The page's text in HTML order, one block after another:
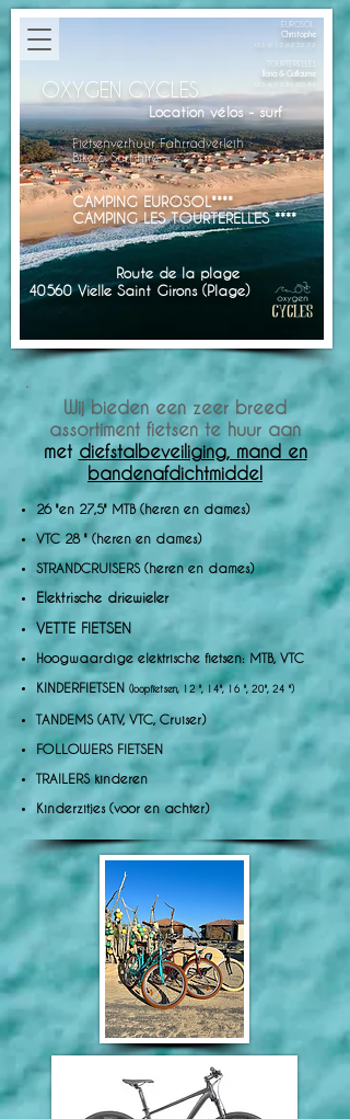
OXYGEN CYCLES
Location vélos - surf
Fietsenverhuur Fahrradverleih
Bike & Surf hire
CAMPING EUROSOL****
CAMPING LES TOURTERELLES ****
Route de la plage
40560 Vielle Saint Girons (Plage)
EUROSOL
Christophe
+33 6 12 62 53 73
Ilona & Guillaume
+33 6 72 83 00 84
Wij bieden een zeer breed
assortiment fietsen te huur aan
met diefstalbeveiliging, mand en
bandenafdichtmiddel
26 "en 27,5" MTB (heren en dames)
VTC 28 " (heren en dames)
STRANDCRUISERS (heren en dames)
Elektrische driewieler
VETTE FIETSEN
Hoogwaardige elektrische fietsen: MTB, VTC
KINDERFIETSEN (loopfietsen, 12 ", 14", 16 ", 20", 24 ")
TANDEMS (ATV, VTC, Cruiser)
FOLLOWERS FIETSEN
TRAILERS kinderen
Kinderzitjes (voor en achter)